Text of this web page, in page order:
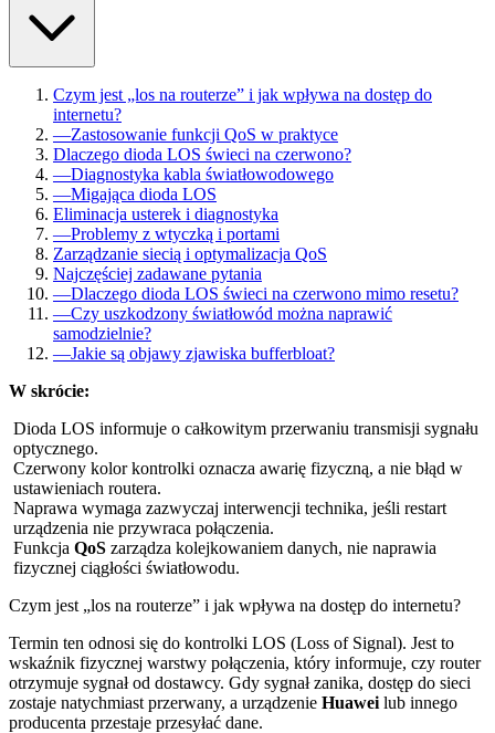
Czym jest „los na routerze” i jak wpływa na dostęp do
internetu?
—Zastosowanie funkcji QoS w praktyce
Dlaczego dioda LOS świeci na czerwono?
—Diagnostyka kabla światłowodowego
—Migająca dioda LOS
Eliminacja usterek i diagnostyka
—Problemy z wtyczką i portami
Zarządzanie siecią i optymalizacja QoS
Najczęściej zadawane pytania
—Dlaczego dioda LOS świeci na czerwono mimo resetu?
—Czy uszkodzony światłowód można naprawić
samodzielnie?
—Jakie są objawy zjawiska bufferbloat?
W skrócie:
Dioda LOS informuje o całkowitym przerwaniu transmisji sygnału
optycznego.
Czerwony kolor kontrolki oznacza awarię fizyczną, a nie błąd w
ustawieniach routera.
Naprawa wymaga zazwyczaj interwencji technika, jeśli restart
urządzenia nie przywraca połączenia.
Funkcja QoS zarządza kolejkowaniem danych, nie naprawia
fizycznej ciągłości światłowodu.
Czym jest „los na routerze” i jak wpływa na dostęp do internetu?
Termin ten odnosi się do kontrolki LOS (Loss of Signal). Jest to
wskaźnik fizycznej warstwy połączenia, który informuje, czy router
otrzymuje sygnał od dostawcy. Gdy sygnał zanika, dostęp do sieci
zostaje natychmiast przerwany, a urządzenie Huawei lub innego
producenta przestaje przesyłać dane.